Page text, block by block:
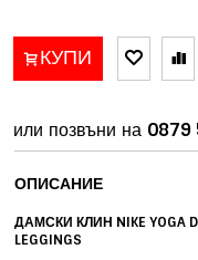
КУПИ
или позвъни на 0879
ОПИСАНИЕ
ДАМСКИ КЛИН NIKE YOGA
LEGGINGS